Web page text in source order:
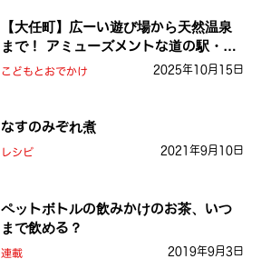
【大任町】広ーい遊び場から天然温泉
まで！ アミューズメントな道の駅・お
おとう桜街道
こどもとおでかけ 2025年10月15日
なすのみぞれ煮
レシピ 2021年9月10日
ペットボトルの飲みかけのお茶、いつ
まで飲める？
連載 2019年9月3日